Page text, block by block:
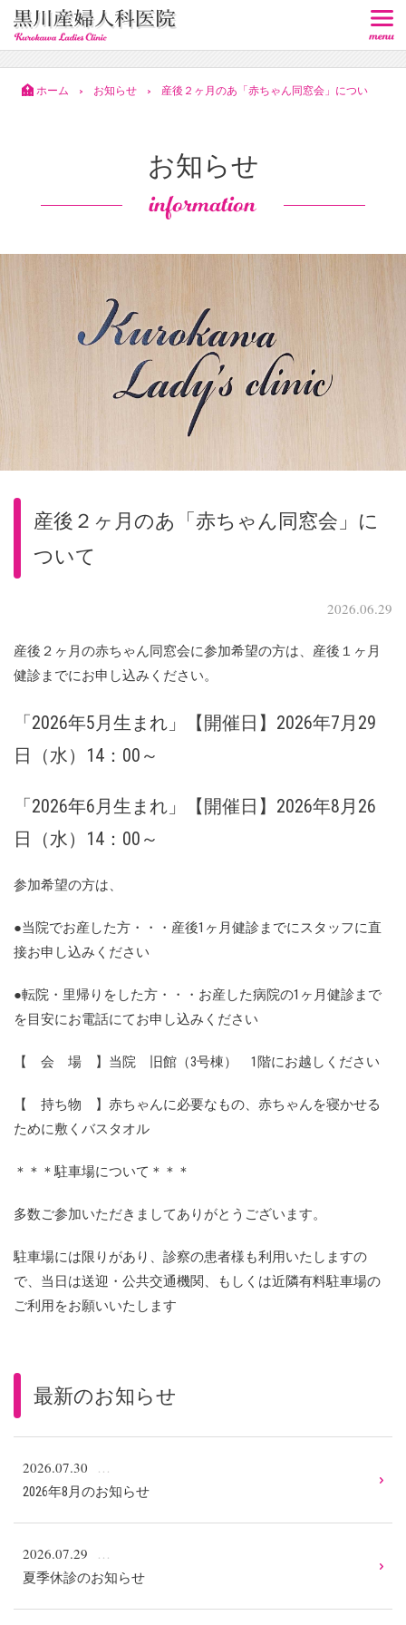
ホーム > お知らせ >
産後２ヶ月のあ「赤ちゃん同窓会」につい
お知らせ
information
産後２ヶ月のあ「赤ちゃん同窓会」に
ついて
2026.06.29
産後２ヶ月の赤ちゃん同窓会に参加希望の方は、産後１ヶ月
健診までにお申し込みください。
「2026年5月生まれ」【開催日】2026年7月29
日（水）14：00～
「2026年6月生まれ」【開催日】2026年8月26
日（水）14：00～
参加希望の方は、
●当院でお産した方・・・産後1ヶ月健診までにスタッフに直
接お申し込みください
●転院・里帰りをした方・・・お産した病院の1ヶ月健診まで
を目安にお電話にてお申し込みください
【 会 場 】当院 旧館（3号棟） 1階にお越しください
【 持ち物 】赤ちゃんに必要なもの、赤ちゃんを寝かせる
ために敷くバスタオル
＊＊＊駐車場について＊＊＊
多数ご参加いただきましてありがとうございます。
駐車場には限りがあり、診察の患者様も利用いたしますの
で、当日は送迎・公共交通機関、もしくは近隣有料駐車場の
ご利用をお願いいたします
最新のお知らせ
2026.07.30
2026年8月のお知らせ
2026.07.29
夏季休診のお知らせ